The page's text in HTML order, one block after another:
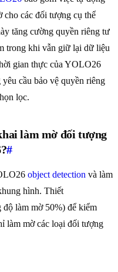
cho các đối tượng cụ thể
tăng cường quyền riêng tư
trong khi vẫn giữ lại dữ liệu
gian thực của YOLO26
cầu bảo vệ quyền riêng
lọc.
làm mờ đối tượng
#
object detection và làm
hình. Thiết
độ làm mờ 50%) để kiểm
làm mờ các loại đối tượng